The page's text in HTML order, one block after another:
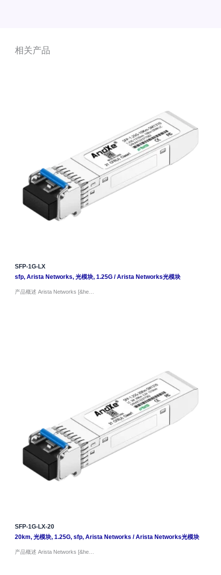
相关产品
SFP-1G-LX
sfp, Arista Networks, 光模块, 1.25G/Arista Networks光模块
产品概述 Arista Networks [&he…
SFP-1G-LX-20
20km, 光模块, 1.25G, sfp, Arista Networks /Arista Networks光模块
产品概述 Arista Networks [&he…